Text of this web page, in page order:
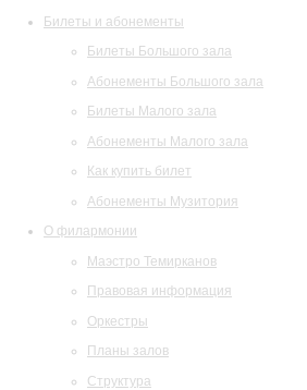
Билеты и абонементы
Билеты Большого зала
Абонементы Большого зала
Билеты Малого зала
Абонементы Малого зала
Как купить билет
Абонементы Музитория
О филармонии
Маэстро Темирканов
Правовая информация
Оркестры
Планы залов
Структура